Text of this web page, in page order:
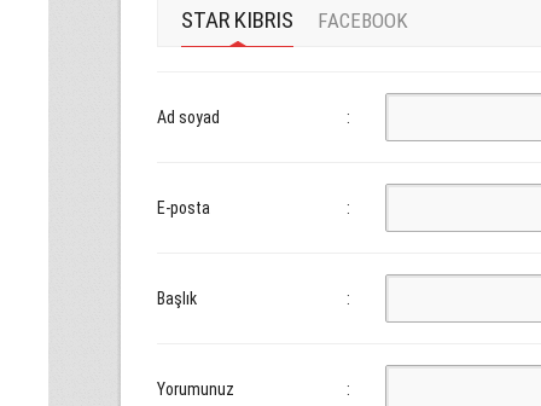
STAR KIBRIS FACEBOOK
Ad soyad :
E-posta :
Başlık :
Yorumunuz :